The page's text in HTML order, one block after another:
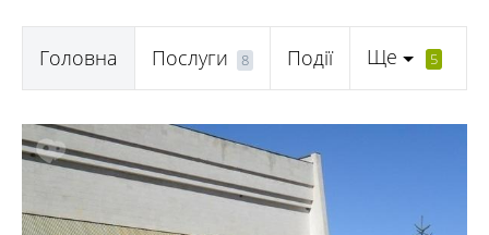
Головна Послуги 8 Події Ще 5